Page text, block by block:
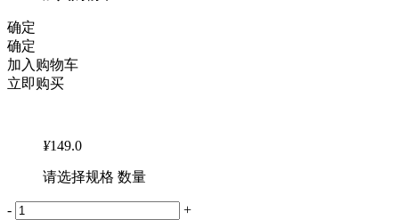
确定
确定
加入购物车
立即购买
¥149.0
请选择规格 数量
-
+